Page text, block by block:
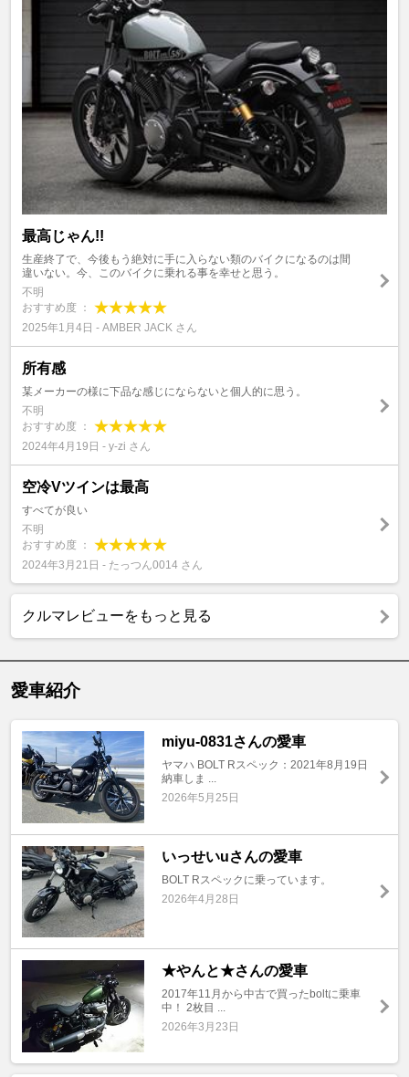
最高じゃん!!
生産終了で、今後もう絶対に手に入らない類のバイクになるのは間
違いない。今、このバイクに乗れる事を幸せと思う。
不明
おすすめ度 ：
2025年1月4日 - AMBER JACK さん
所有感
某メーカーの様に下品な感じにならないと個人的に思う。
不明
おすすめ度 ：
2024年4月19日 - y-zi さん
空冷Vツインは最高
すべてが良い
不明
おすすめ度 ：
2024年3月21日 - たっつん0014 さん
クルマレビューをもっと見る
愛車紹介
miyu-0831さんの愛車
ヤマハ BOLT Rスペック：2021年8月19日
納車しま ...
2026年5月25日
いっせいuさんの愛車
BOLT Rスペックに乗っています。
2026年4月28日
★やんと★さんの愛車
2017年11月から中古で買ったboltに乗車
中！ 2枚目 ...
2026年3月23日